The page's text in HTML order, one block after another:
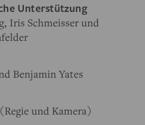
Unterstützung
Iris Schmeisser und
Benjamin Yates
und Kamera)